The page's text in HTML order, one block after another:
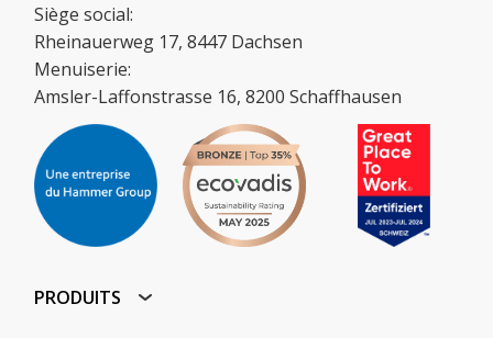
Siège social:
Rheinauerweg 17, 8447 Dachsen
Menuiserie:
Amsler-Laffonstrasse 16, 8200 Schaffhausen
PRODUITS